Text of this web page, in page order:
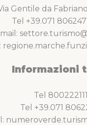
Gentile da
Tel +39.071
Informazioni
Tel
Tel +39.071